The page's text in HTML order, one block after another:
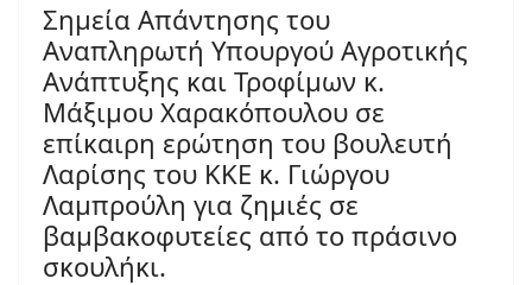
Σημεία Απάντησης του
Αναπληρωτή Υπουργού Αγροτικής
Ανάπτυξης και Τροφίμων κ.
Μάξιμου Χαρακόπουλου σε
επίκαιρη ερώτηση του βουλευτή
Λαρίσης του ΚΚΕ κ. Γιώργου
Λαμπρούλη για ζημιές σε
βαμβακοφυτείες από το πράσινο
σκουλήκι.